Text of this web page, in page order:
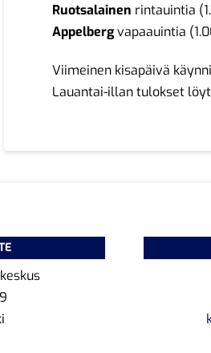
Ruotsalainen rintauintia
Appelbergvapaauintia
Viimeinen kisapäivä
Lauantai-illan tulokset